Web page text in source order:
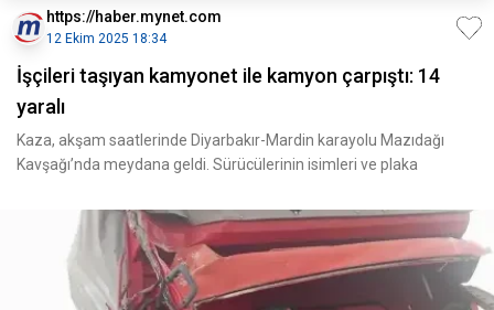
https://haber.mynet.com
12 Ekim 2025 18:34
İşçileri taşıyan kamyonet ile kamyon çarpıştı: 14
yaralı
Kaza, akşam saatlerinde Diyarbakır-Mardin karayolu Mazıdağı
Kavşağı’nda meydana geldi. Sürücülerinin isimleri ve plaka